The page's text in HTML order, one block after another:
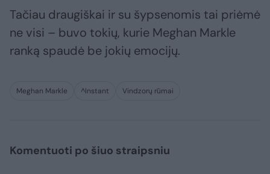
Tačiau draugiškai ir su šypsenomis tai priėmė
ne visi – buvo tokių, kurie Meghan Markle
ranką spaudė be jokių emocijų.
Meghan Markle ^Instant Vindzorų rūmai
Komentuoti po šiuo straipsniu